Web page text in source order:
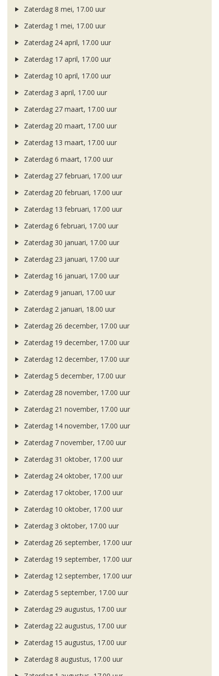
Zaterdag 8 mei, 17.00 uur
Zaterdag 1 mei, 17.00 uur
Zaterdag 24 april, 17.00 uur
Zaterdag 17 april, 17.00 uur
Zaterdag 10 april, 17.00 uur
Zaterdag 3 april, 17.00 uur
Zaterdag 27 maart, 17.00 uur
Zaterdag 20 maart, 17.00 uur
Zaterdag 13 maart, 17.00 uur
Zaterdag 6 maart, 17.00 uur
Zaterdag 27 februari, 17.00 uur
Zaterdag 20 februari, 17.00 uur
Zaterdag 13 februari, 17.00 uur
Zaterdag 6 februari, 17.00 uur
Zaterdag 30 januari, 17.00 uur
Zaterdag 23 januari, 17.00 uur
Zaterdag 16 januari, 17.00 uur
Zaterdag 9 januari, 17.00 uur
Zaterdag 2 januari, 18.00 uur
Zaterdag 26 december, 17.00 uur
Zaterdag 19 december, 17.00 uur
Zaterdag 12 december, 17.00 uur
Zaterdag 5 december, 17.00 uur
Zaterdag 28 november, 17.00 uur
Zaterdag 21 november, 17.00 uur
Zaterdag 14 november, 17.00 uur
Zaterdag 7 november, 17.00 uur
Zaterdag 31 oktober, 17.00 uur
Zaterdag 24 oktober, 17.00 uur
Zaterdag 17 oktober, 17.00 uur
Zaterdag 10 oktober, 17.00 uur
Zaterdag 3 oktober, 17.00 uur
Zaterdag 26 september, 17.00 uur
Zaterdag 19 september, 17.00 uur
Zaterdag 12 september, 17.00 uur
Zaterdag 5 september, 17.00 uur
Zaterdag 29 augustus, 17.00 uur
Zaterdag 22 augustus, 17.00 uur
Zaterdag 15 augustus, 17.00 uur
Zaterdag 8 augustus, 17.00 uur